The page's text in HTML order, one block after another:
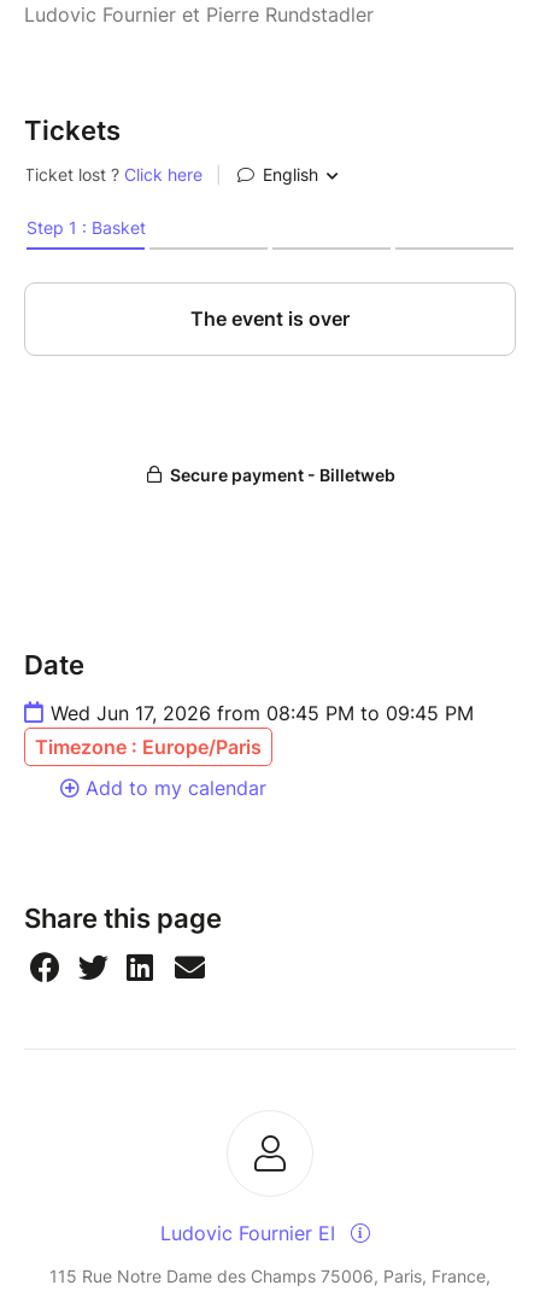
Ludovic Fournier et Pierre Rundstadler
Tickets
Date
Wed Jun 17, 2026 from 08:45 PM to 09:45 PM
Timezone : Europe/Paris
Add to my calendar
Share this page
Ludovic Fournier EI
115 Rue Notre Dame des Champs 75006, Paris, France,